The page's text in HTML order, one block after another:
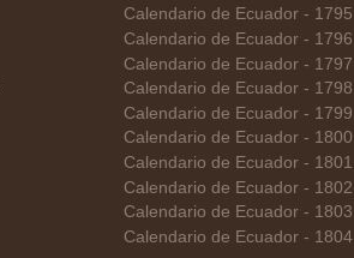
Calendario de Ecuador - 1795
Calendario de Ecuador - 1796
Calendario de Ecuador - 1797
Calendario de Ecuador - 1798
Calendario de Ecuador - 1799
Calendario de Ecuador - 1800
Calendario de Ecuador - 1801
Calendario de Ecuador - 1802
Calendario de Ecuador - 1803
Calendario de Ecuador - 1804